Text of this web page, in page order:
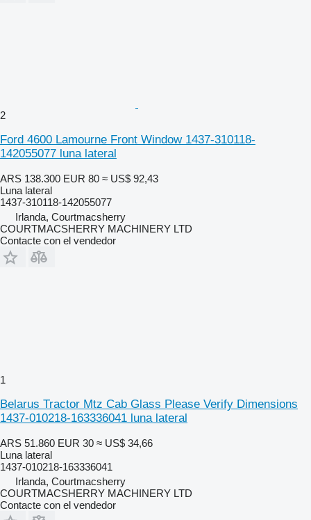
2
Ford 4600 Lamourne Front Window 1437-310118-
142055077 luna lateral
ARS 138.300 EUR 80 ≈ US$ 92,43
Luna lateral
1437-310118-142055077
Irlanda, Courtmacsherry
COURTMACSHERRY MACHINERY LTD
Contacte con el vendedor
1
Belarus Tractor Mtz Cab Glass Please Verify Dimensions
1437-010218-163336041 luna lateral
ARS 51.860 EUR 30 ≈ US$ 34,66
Luna lateral
1437-010218-163336041
Irlanda, Courtmacsherry
COURTMACSHERRY MACHINERY LTD
Contacte con el vendedor